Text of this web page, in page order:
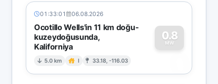
01:33:01 06.08.2026
Ocotillo Wells'in 11 km doğu-
kuzeydoğusunda,
Kaliforniya
5.0 km I 33.18, -116.03
0.8
MW
0